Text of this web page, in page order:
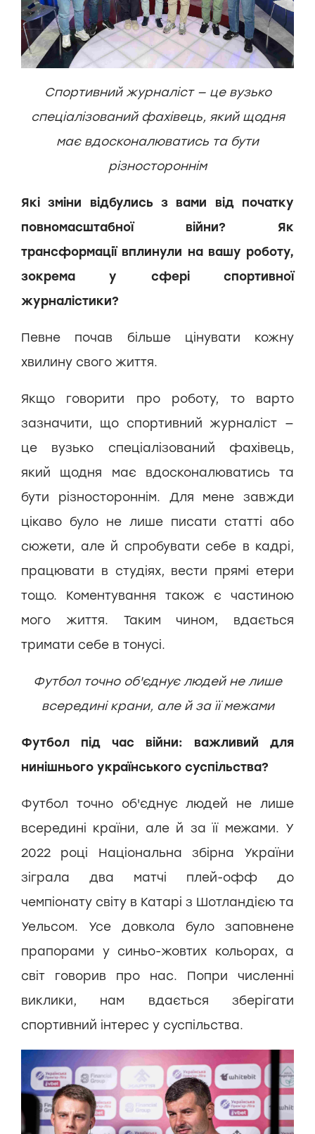
Спортивний журналіст — це вузько
спеціалізований фахівець, який щодня
має вдосконалюватись та бути
різностороннім
Які зміни відбулись з вами від початку
повномасштабної війни? Як
трансформації вплинули на вашу роботу,
зокрема у сфері спортивної
журналістики?
Певне почав більше цінувати кожну
хвилину свого життя.
Якщо говорити про роботу, то варто
зазначити, що спортивний журналіст —
це вузько спеціалізований фахівець,
який щодня має вдосконалюватись та
бути різностороннім. Для мене завжди
цікаво було не лише писати статті або
сюжети, але й спробувати себе в кадрі,
працювати в студіях, вести прямі етери
тощо. Коментування також є частиною
мого життя. Таким чином, вдається
тримати себе в тонусі.
Футбол точно об'єднує людей не лише
всередині крани, але й за її межами
Футбол під час війни: важливий для
нинішнього українського суспільства?
Футбол точно об'єднує людей не лише
всередині країни, але й за її межами. У
2022 році Національна збірна України
зіграла два матчі плей-офф до
чемпіонату світу в Катарі з Шотландією та
Уельсом. Усе довкола було заповнене
прапорами у синьо-жовтих кольорах, а
світ говорив про нас. Попри численні
виклики, нам вдається зберігати
спортивний інтерес у суспільства.